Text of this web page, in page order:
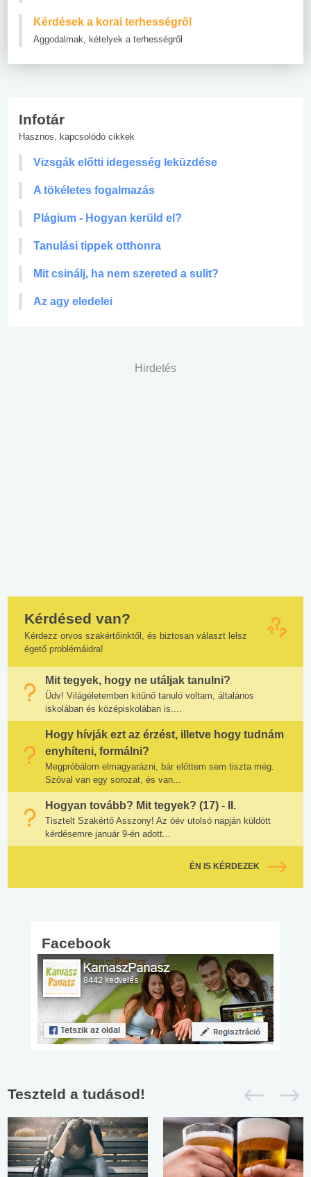
Kérdések a korai terhességről
Aggodalmak, kételyek a terhességről
Infotár
Hasznos, kapcsolódó cikkek
Vizsgák előtti idegesség leküzdése
A tökéletes fogalmazás
Plágium - Hogyan kerüld el?
Tanulási tippek otthonra
Mit csinálj, ha nem szereted a sulit?
Az agy eledelei
Hirdetés
Kérdésed van?
Kérdezz orvos szakértőinktől, és biztosan választ lelsz
égető problémáidra!
Mit tegyek, hogy ne utáljak tanulni?
Üdv! Világéletemben kitűnő tanuló voltam, általános
iskolában és középiskolában is....
Hogy hívják ezt az érzést, illetve hogy tudnám
enyhíteni, formálni?
Megpróbálom elmagyarázni, bár előttem sem tiszta még.
Szóval van egy sorozat, és van...
Hogyan tovább? Mit tegyek? (17) - II.
Tisztelt Szakértő Asszony! Az óév utolsó napján küldött
kérdésemre január 9-én adott...
ÉN IS KÉRDEZEK
Facebook
Teszteld a tudásod!